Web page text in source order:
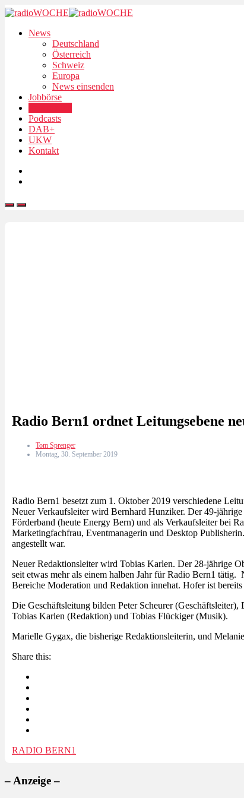
News
Deutschland
Österreich
Schweiz
Europa
News einsenden
Jobbörse
Podcasts
DAB+
UKW
Kontakt
Radio Bern1 ordnet Leitungsebene
Tom Sprenger
Montag, 30. September 2019
Radio Bern1 besetzt zum 1. Oktober 2019 verschiedene
Neuer Verkaufsleiter wird Bernhard Hunziker. Der 49-
Förderband (heute Energy Bern) und als Verkaufsleiter bei
Marketingfachfrau, Eventmanagerin und Desktop
angestellt war.
Neuer Redaktionsleiter wird Tobias Karlen. Der 28-jährige
seit etwas mehr als einem halben Jahr für Radio Bern1
Bereiche Moderation und Redaktion innehat. Hofer ist
Die Geschäftsleitung bilden Peter Scheurer
Tobias Karlen (Redaktion) und Tobias Flückiger (Musik).
Marielle Gygax, die bisherige Redaktionsleiterin, und
Share this:
RADIO BERN1
– Anzeige –